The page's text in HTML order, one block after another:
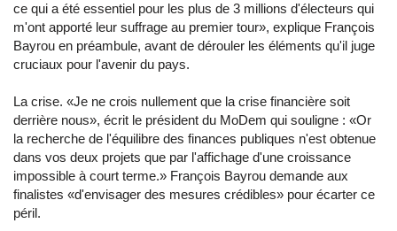
ce qui a été essentiel pour les plus de 3 millions d'électeurs qui
m'ont apporté leur suffrage au premier tour», explique François
Bayrou en préambule, avant de dérouler les éléments qu'il juge
cruciaux pour l'avenir du pays.
La crise. «Je ne crois nullement que la crise financière soit
derrière nous», écrit le président du MoDem qui souligne : «Or
la recherche de l'équilibre des finances publiques n'est obtenue
dans vos deux projets que par l'affichage d'une croissance
impossible à court terme.» François Bayrou demande aux
finalistes «d'envisager des mesures crédibles» pour écarter ce
péril.